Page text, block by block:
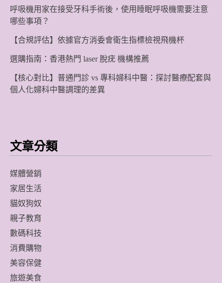
呼吸機用家在接受牙科手術後，使用睡眠呼吸機需要注意
哪些事項？
【合規評估】依據官方消委會衛生指標檢視飛機杯
選購指南：香港熱門 laser 脫疣 機構推薦
【核心對比】普通門診 vs 專科婦科中醫：探討醫療配套與
個人化婦科中醫調理的差異
文章分類
媒體營銷
家居生活
貓奴狗奴
親子教育
數碼科技
消費購物
美容保健
旅遊美食